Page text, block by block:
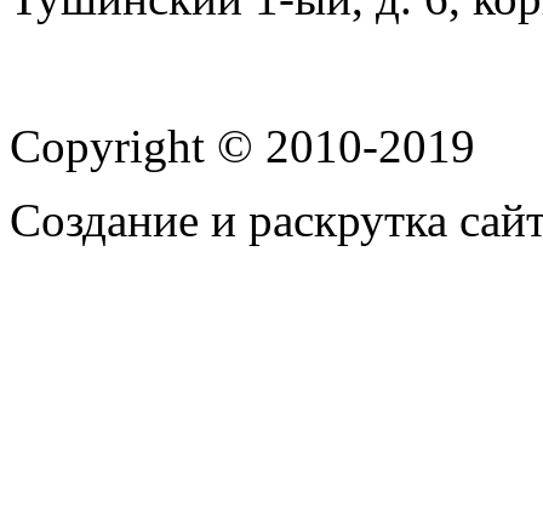
Copyright © 2010-2019
Создание и раскрутка